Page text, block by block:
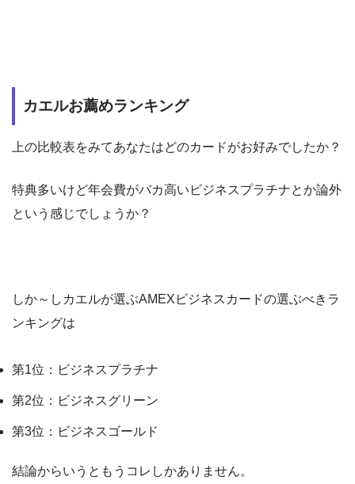
カエルお薦めランキング
上の比較表をみてあなたはどのカードがお好みでしたか？
特典多いけど年会費がバカ高いビジネスプラチナとか論外
という感じでしょうか？
しか～しカエルが選ぶAMEXビジネスカードの選ぶべきラ
ンキングは
第1位：ビジネスプラチナ
第2位：ビジネスグリーン
第3位：ビジネスゴールド
結論からいうともうコレしかありません。